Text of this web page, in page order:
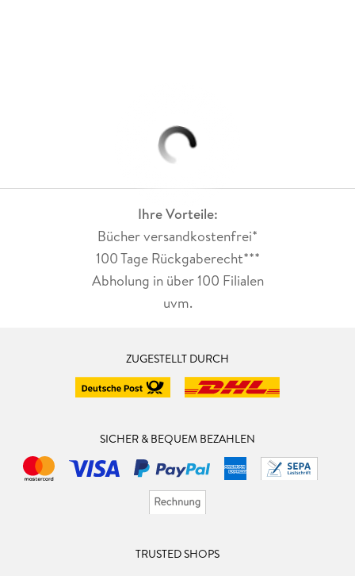
Ihre Vorteile:
Bücher versandkostenfrei*
100 Tage Rückgaberecht***
Abholung in über 100 Filialen
uvm.
ZUGESTELLT DURCH
SICHER & BEQUEM BEZAHLEN
TRUSTED SHOPS